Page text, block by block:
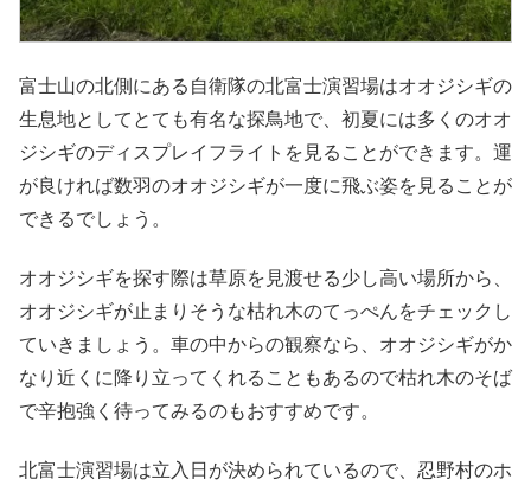
富士山の北側にある自衛隊の北富士演習場はオオジシギの
生息地としてとても有名な探鳥地で、初夏には多くのオオ
ジシギのディスプレイフライトを見ることができます。運
が良ければ数羽のオオジシギが一度に飛ぶ姿を見ることが
できるでしょう。
オオジシギを探す際は草原を見渡せる少し高い場所から、
オオジシギが止まりそうな枯れ木のてっぺんをチェックし
ていきましょう。車の中からの観察なら、オオジシギがか
なり近くに降り立ってくれることもあるので枯れ木のそば
で辛抱強く待ってみるのもおすすめです。
北富士演習場は立入日が決められているので、忍野村のホ